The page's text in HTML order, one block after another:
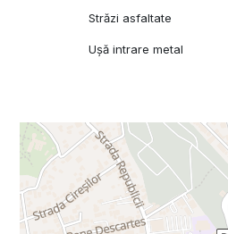
Străzi asfaltate
Ușă intrare metal